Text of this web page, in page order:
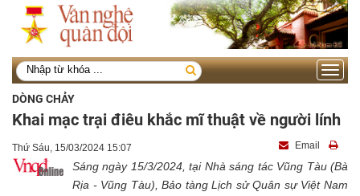
Toggle
DÒNG CHẢY
Khai mạc trại điêu khắc mĩ thuật về người lính
Thứ Sáu, 15/03/2024 15:07 Email
Sáng ngày 15/3/2024, tại Nhà sáng tác Vũng Tàu (Bà
Rịa - Vũng Tàu), Bảo tàng Lịch sử Quân sự Việt Nam